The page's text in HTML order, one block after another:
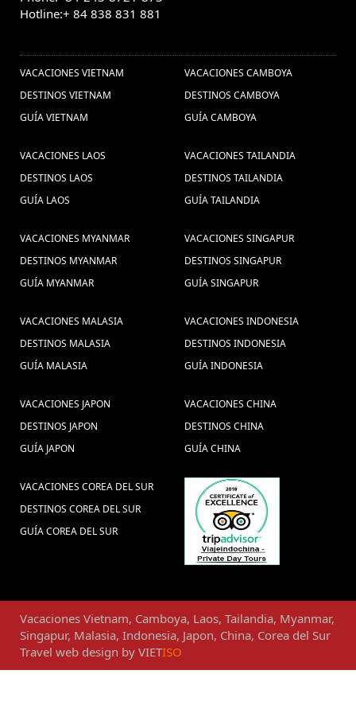
Férias no Camboja, Viaja ao Camboja,
Camboja, Excurcoes Camboja,
Turismo no Camboja, Viagem barata
ao Camboja, Pacotes de viagens
Camboja, Descubrir o Camboja (1) ,
guia de viajes indochina (3) , Viajes en familia a
(1) ,viajes bangkok (3) , Phu quoc isla (1) ,Grande
Prémio do Vietnã (1) ,
Viajes baratos vietnam
(20) ,Hanoi comida (2) ,
Consejos de viajes
(1) ,Chiang Rai Vacaciones (1) , Vacacions
Vietnam (1) ,viagens ao vietname (1) ,
Viajar ao Vietnã (1) ,
Tours privados en
viagens Vietnã (1) ,
Delta do Mekong (1) ,viajes
vietname tailandia camboja laos
mianmar (1) ,
Vacaciones Vietnam Myanmar
(1) ,Turismo en Tailandia (11) ,
,Viagem em família na Tailândia (1) ,
Hanoi Otoño (1) ,
cultura de mianmar
Vietnam Alimentos (1) ,Paquetes de
Excursões em Laos (1) ,
Paquetes de
viajes Laos (4) ,viagens ao tailandia (1) ,viajes
angkor wat (1) ,Visitar a Vietnam (75) ,
Los temploe de
Hotline:+ 84 838 831 881
VACACIONES VIETNAM
DESTINOS VIETNAM
GUÍA VIETNAM
VACACIONES CAMBOYA
DESTINOS CAMBOYA
GUÍA CAMBOYA
VACACIONES LAOS
DESTINOS LAOS
GUÍA LAOS
VACACIONES TAILANDIA
DESTINOS TAILANDIA
GUÍA TAILANDIA
VACACIONES MYANMAR
DESTINOS MYANMAR
GUÍA MYANMAR
VACACIONES SINGAPUR
DESTINOS SINGAPUR
GUÍA SINGAPUR
VACACIONES MALASIA
DESTINOS MALASIA
GUÍA MALASIA
VACACIONES INDONESIA
DESTINOS INDONESIA
GUÍA INDONESIA
VACACIONES JAPON
DESTINOS JAPON
GUÍA JAPON
VACACIONES CHINA
DESTINOS CHINA
GUÍA CHINA
VACACIONES COREA DEL SUR
DESTINOS COREA DEL SUR
GUÍA COREA DEL SUR
Vacaciones Vietnam, Camboya, Laos, Tailandia, Myanmar,
Singapur, Malasia, Indonesia, Japon, China, Corea del Sur
Travel web design by VIETISO